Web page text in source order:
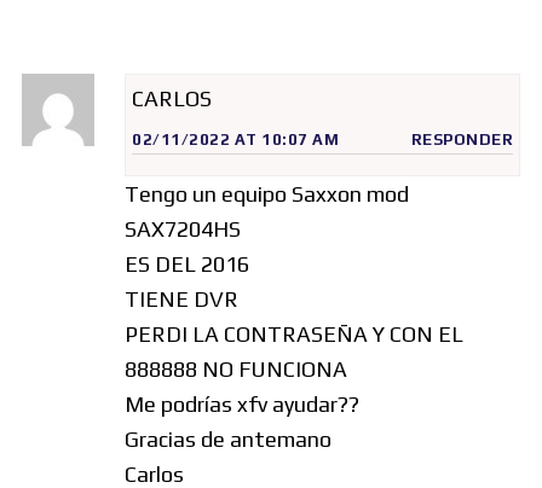
CARLOS
02/11/2022 AT 10:07 AM RESPONDER
Tengo un equipo Saxxon mod
SAX7204HS
ES DEL 2016
TIENE DVR
PERDI LA CONTRASEÑA Y CON EL
888888 NO FUNCIONA
Me podrías xfv ayudar??
Gracias de antemano
Carlos